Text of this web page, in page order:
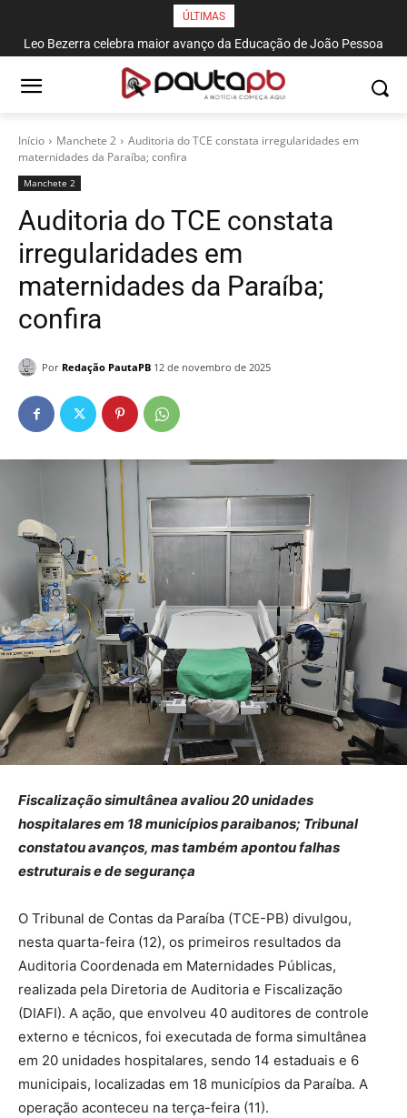
ÚLTIMAS
Leo Bezerra celebra maior avanço da Educação de João Pessoa
no Ideb entre capitais do Nordeste
Início Manchete 2
Auditoria do TCE constata irregularidades em
maternidades da Paraíba; confira
Manchete 2
Auditoria do TCE constata
irregularidades em
maternidades da Paraíba;
confira
Por Redação PautaPB 12 de novembro de 2025
Fiscalização simultânea avaliou 20 unidades
hospitalares em 18 municípios paraibanos; Tribunal
constatou avanços, mas também apontou falhas
estruturais e de segurança
O Tribunal de Contas da Paraíba (TCE-PB) divulgou,
nesta quarta-feira (12), os primeiros resultados da
Auditoria Coordenada em Maternidades Públicas,
realizada pela Diretoria de Auditoria e Fiscalização
(DIAFI). A ação, que envolveu 40 auditores de controle
externo e técnicos, foi executada de forma simultânea
em 20 unidades hospitalares, sendo 14 estaduais e 6
municipais, localizadas em 18 municípios da Paraíba. A
operação aconteceu na terça-feira (11).